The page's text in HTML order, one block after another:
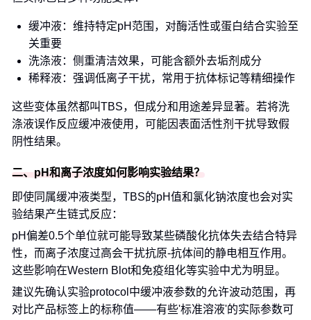
缓冲液：维持特定pH范围，对酶活性或蛋白结合实验至
关重要
洗涤液：侧重清洁效果，可能含额外去垢剂成分
稀释液：强调低离子干扰，常用于抗体标记等精细操作
这些变体虽然都叫TBS，但成分和用途差异显著。若将洗
涤液误作反应缓冲液使用，可能因表面活性剂干扰导致假
阴性结果。
二、pH和离子浓度如何影响实验结果？
即使同属缓冲液类型，TBS的pH值和氯化钠浓度也会对实
验结果产生链式反应：
pH偏差0.5个单位就可能导致某些磷酸化抗体失去结合特异
性，而离子浓度过高会干扰抗原-抗体间的静电相互作用。
这些影响在Western Blot和免疫组化等实验中尤为明显。
建议先确认实验protocol中缓冲液参数的允许波动范围，再
对比产品标签上的标称值——有些'标准溶液'的实际参数可